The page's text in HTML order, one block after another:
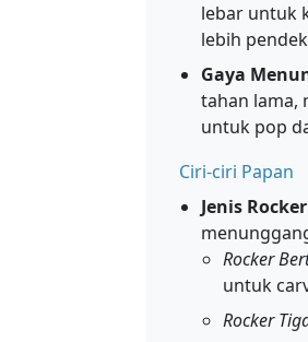
lebar untuk
lebih
Gaya
tahan lama,
untuk pop
Ciri-ciri Papan
Jenis
Rocker
untuk
Rocker